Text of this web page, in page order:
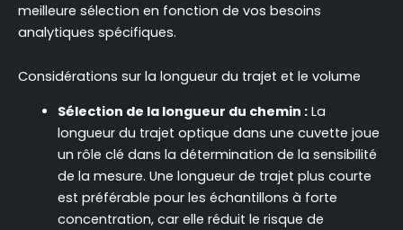
meilleure sélection en fonction de vos besoins
analytiques spécifiques.
Considérations sur la longueur du trajet et le volume
Sélection de la longueur du chemin :La
longueur du trajet optique dans une cuvette joue
un rôle clé dans la détermination de la sensibilité
de la mesure. Une longueur de trajet plus courte
est préférable pour les échantillons à forte
concentration, car elle réduit le risque de